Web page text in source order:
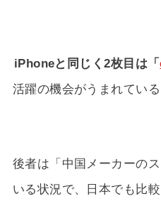
iPhoneと同じく2枚目は「
活躍の機会がうまれている
後者は「中国メーカーの
いる状況で、日本でも比